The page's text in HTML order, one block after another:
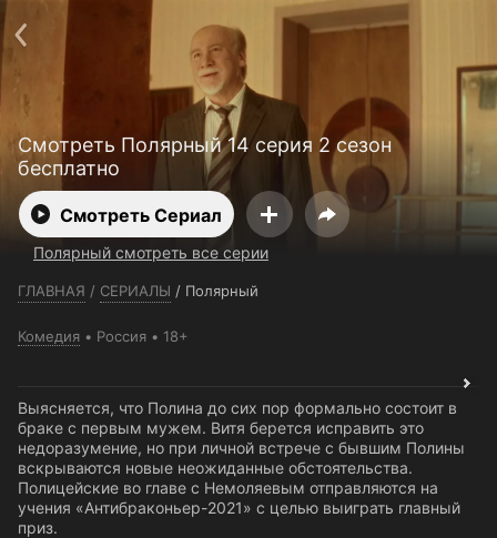
Смотреть Полярный 14 серия 2 сезон
бесплатно
Смотреть Сериал
Полярный смотреть все серии
ГЛАВНАЯ / СЕРИАЛЫ / Полярный
Комедия Россия 18+
Выясняется, что Полина до сих пор формально состоит в
браке с первым мужем. Витя берется исправить это
недоразумение, но при личной встрече с бывшим Полины
вскрываются новые неожиданные обстоятельства.
Полицейские во главе с Немоляевым отправляются на
учения «Антибраконьер-2021» с целью выиграть главный
приз.
Пользовательское соглашение
Политика конфиденциальности
Ввести промокод